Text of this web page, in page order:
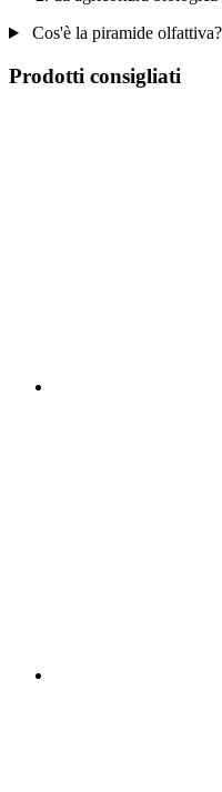
Cos'è la piramide olfattiva?
Prodotti consigliati